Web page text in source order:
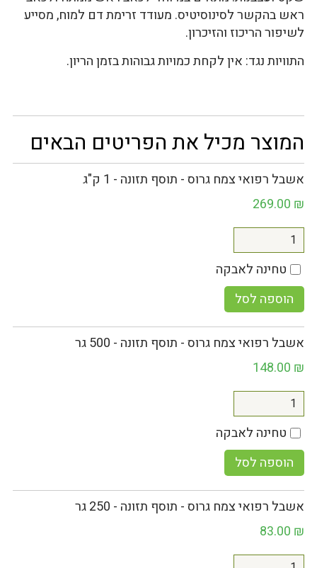
ראש בהקשר לסינוסיטיס. מעודד זרימת דם למוח, מסייע
לשיפור הריכוז והזיכרון.
התוויות נגד: אין לקחת כמויות גבוהות בזמן הריון.
המוצר מכיל את הפריטים הבאים
אשבל רפואי צמח גרוס - תוסף תזונה - 1 ק"ג
269.00 ₪
טחינה לאבקה
הוספה לסל
אשבל רפואי צמח גרוס - תוסף תזונה - 500 גר
148.00 ₪
טחינה לאבקה
הוספה לסל
אשבל רפואי צמח גרוס - תוסף תזונה - 250 גר
83.00 ₪